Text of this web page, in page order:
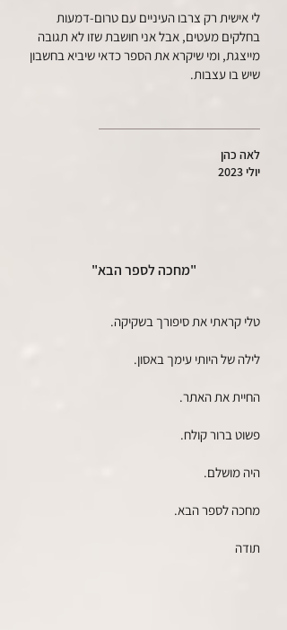
לי אישית רק צרבו העיניים עם טרום-דמעות
בחלקים מעטים, אבל אני חושבת שזו לא תגובה
מייצגת, ומי שיקרא את הספר כדאי שיביא בחשבון
שיש בו עצבות.
לאה כהן
יולי 2023
"מחכה לספר הבא"
טלי קראתי את סיפורך בשקיקה.
לילה של היותי עימך באסון.
החיית את האתר.
פשוט ברור קולח.
היה מושלם.
מחכה לספר הבא.
תודה